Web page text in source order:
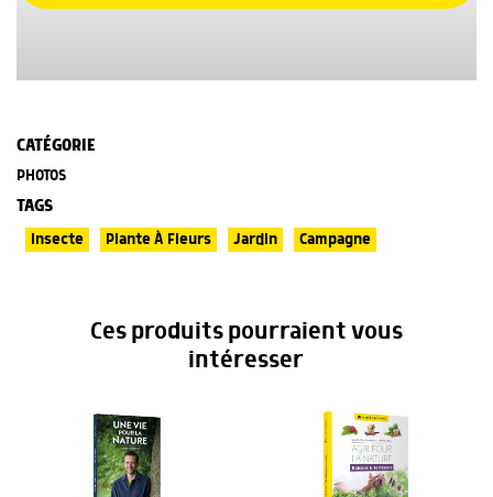
CATÉGORIE
PHOTOS
TAGS
Insecte Plante À Fleurs Jardin Campagne
Ces produits pourraient vous
intéresser